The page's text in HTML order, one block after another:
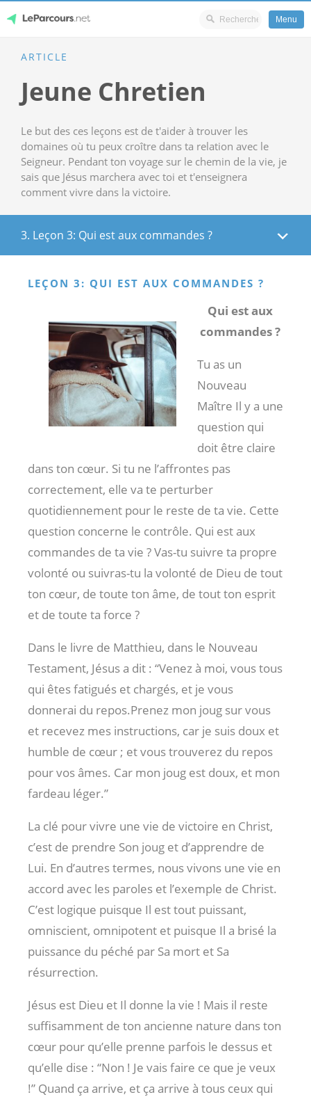
content
LeParcours.net
Menu
ARTICLE
Jeune Chretien
Le but des ces leçons est de t'aider à trouver les
domaines où tu peux croître dans ta relation avec le
Seigneur. Pendant ton voyage sur le chemin de la vie, je
sais que Jésus marchera avec toi et t'enseignera
comment vivre dans la victoire.
3. Leçon 3: Qui est aux commandes ?
LEÇON 3: QUI EST AUX COMMANDES ?
Qui est aux
commandes ?
Tu as un
Nouveau
Maître Il y a une
question qui
doit être claire
dans ton cœur. Si tu ne l’affrontes pas
correctement, elle va te perturber
quotidiennement pour le reste de ta vie. Cette
question concerne le contrôle. Qui est aux
commandes de ta vie ? Vas-tu suivre ta propre
volonté ou suivras-tu la volonté de Dieu de tout
ton cœur, de toute ton âme, de tout ton esprit
et de toute ta force ?
Dans le livre de Matthieu, dans le Nouveau
Testament, Jésus a dit : “Venez à moi, vous tous
qui êtes fatigués et chargés, et je vous
donnerai du repos.Prenez mon joug sur vous
et recevez mes instructions, car je suis doux et
humble de cœur ; et vous trouverez du repos
pour vos âmes. Car mon joug est doux, et mon
fardeau léger.”
La clé pour vivre une vie de victoire en Christ,
c’est de prendre Son joug et d’apprendre de
Lui. En d’autres termes, nous vivons une vie en
accord avec les paroles et l’exemple de Christ.
C’est logique puisque Il est tout puissant,
omniscient, omnipotent et puisque Il a brisé la
puissance du péché par Sa mort et Sa
résurrection.
Jésus est Dieu et Il donne la vie ! Mais il reste
suffisamment de ton ancienne nature dans ton
cœur pour qu’elle prenne parfois le dessus et
qu’elle dise : “Non ! Je vais faire ce que je veux
!” Quand ça arrive, et ça arrive à tous ceux qui